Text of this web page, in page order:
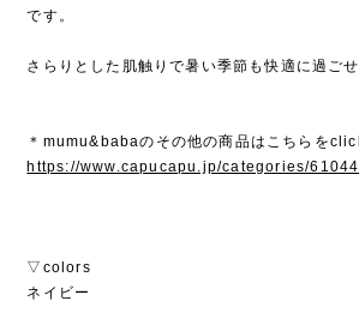
です。
さらりとした肌触りで暑い季節も快適に過ごせ
＊mumu&babaのその他の商品はこちらを
https://www.capucapu.jp/categories/
▽colors
ネイビー